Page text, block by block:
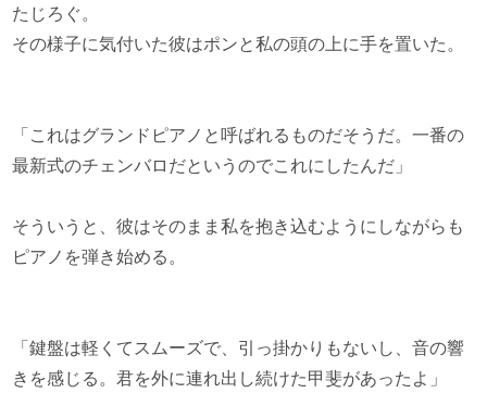
たじろぐ。
その様子に気付いた彼はポンと私の頭の上に手を置いた。
「これはグランドピアノと呼ばれるものだそうだ。一番の
最新式のチェンバロだというのでこれにしたんだ」
そういうと、彼はそのまま私を抱き込むようにしながらも
ピアノを弾き始める。
「鍵盤は軽くてスムーズで、引っ掛かりもないし、音の響
きを感じる。君を外に連れ出し続けた甲斐があったよ」